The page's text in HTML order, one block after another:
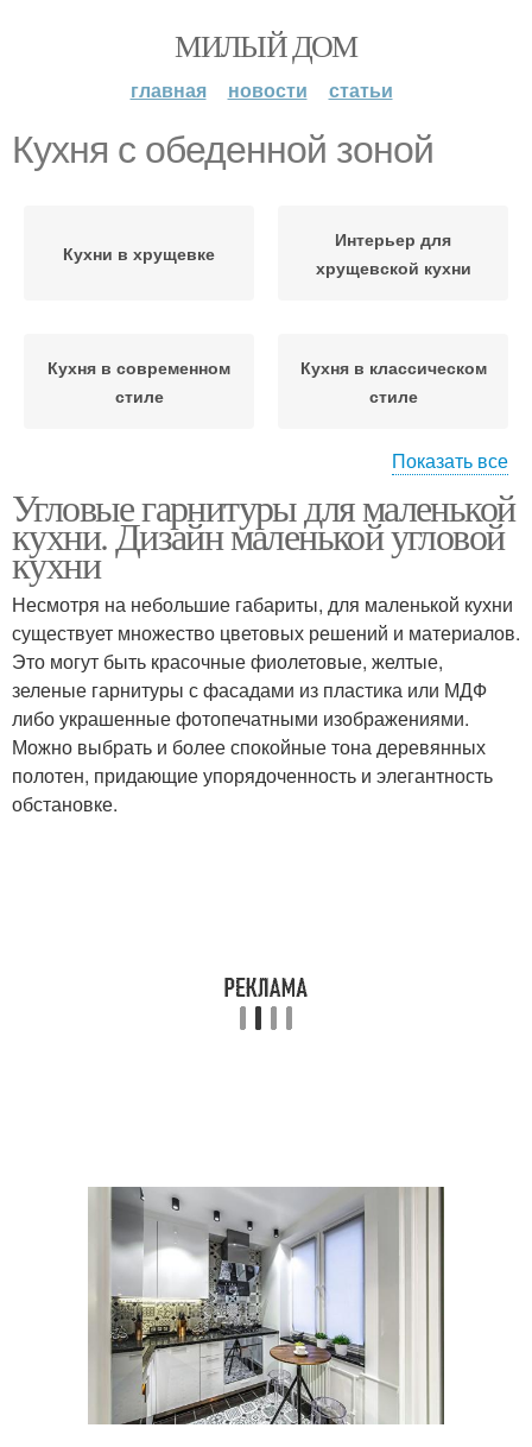
МИЛЫЙ ДОМ
главная новости статьи
Кухня с обеденной зоной
Кухни в хрущевке
Интерьер для
хрущевской кухни
Кухня в современном
стиле
Кухня в классическом
стиле
Кухня в стиле
стиле
Дизайн-решения для
угловой кухни
Угловые кухни
Угловая кухня Кухня с барной
Кухни в интерьере Гарнитур для кухни
Кухня с холодильником Кухни с размерами
Показать все
Угловые гарнитуры для маленькой
кухни. Дизайн маленькой угловой
кухни
Несмотря на небольшие габариты, для маленькой кухни
существует множество цветовых решений и материалов.
Это могут быть красочные фиолетовые, желтые,
зеленые гарнитуры с фасадами из пластика или МДФ
либо украшенные фотопечатными изображениями.
Можно выбрать и более спокойные тона деревянных
полотен, придающие упорядоченность и элегантность
обстановке.